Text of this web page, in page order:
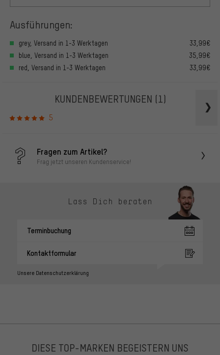
Ausführungen:
grey, Versand in 1-3 Werktagen
33,99€
blue, Versand in 1-3 Werktagen
35,99€
red, Versand in 1-3 Werktagen
33,99€
KUNDENBEWERTUNGEN (1)
5
Fragen zum Artikel?
Frag jetzt unseren Kundenservice!
Lass Dich beraten
Terminbuchung
Kontaktformular
Unsere Datenschutzerklärung
DIESE TOP-MARKEN BEGEISTERN UNS